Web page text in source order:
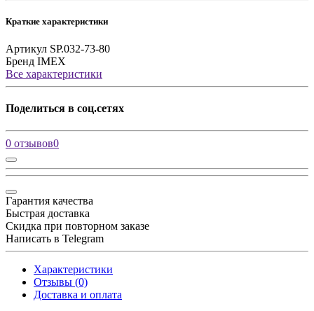
Краткие характеристики
Артикул SP.032-73-80
Бренд IMEX
Все характеристики
Поделиться в соц.сетях
0 отзывов0
Гарантия качества
Быстрая доставка
Скидка при повторном заказе
Написать в Telegram
Характеристики
Отзывы (0)
Доставка и оплата